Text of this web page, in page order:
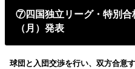
⑦四国独立リーグ・特別合
（月）発表
球団と入団交渉を行い、双方合意